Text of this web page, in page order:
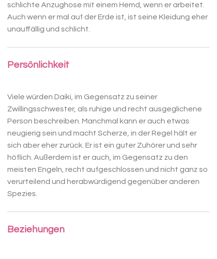
schlichte Anzughose mit einem Hemd, wenn er arbeitet.
Auch wenn er mal auf der Erde ist, ist seine Kleidung eher
unauffällig und schlicht.
Persönlichkeit
Viele würden Daiki, im Gegensatz zu seiner
Zwillingsschwester, als ruhige und recht ausgeglichene
Person beschreiben. Manchmal kann er auch etwas
neugierig sein und macht Scherze, in der Regel hält er
sich aber eher zurück. Er ist ein guter Zuhörer und sehr
höflich. Außerdem ist er auch, im Gegensatz zu den
meisten Engeln, recht aufgeschlossen und nicht ganz so
verurteilend und herabwürdigend gegenüber anderen
Spezies.
Beziehungen